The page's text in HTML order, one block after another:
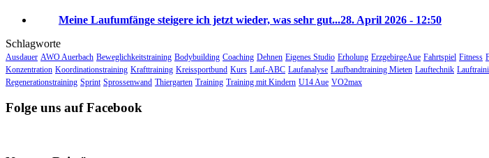
Meine Laufumfänge steigere ich jetzt wieder, was sehr gut...28. April 2026 - 12:50
Schlagworte
Ausdauer AWO Auerbach Beweglichkeitstraining Bodybuilding Coaching Dehnen Eigenes Studio Erholung ErzgebirgeAue Fahrtspiel Fitness
Konzentration Koordinationstraining Krafttraining Kreissportbund Kurs Lauf-ABC Laufanalyse Laufbandtraining Mieten Lauftechnik
Regenerationstraining Sprint Sprossenwand Thiergarten Training Training mit Kindern U14 Aue VO2max
Folge uns auf Facebook